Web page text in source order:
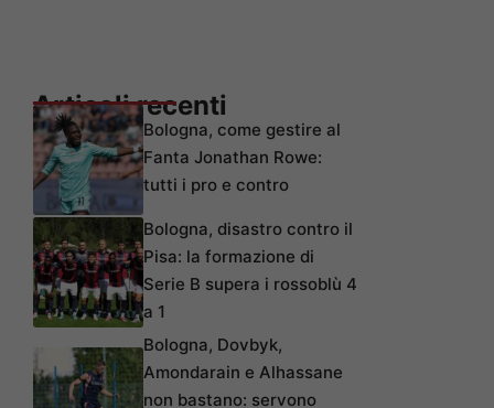
Articoli recenti
Bologna, come gestire al
Fanta Jonathan Rowe:
tutti i pro e contro
Bologna, disastro contro il
Pisa: la formazione di
Serie B supera i rossoblù 4
a 1
Bologna, Dovbyk,
Amondarain e Alhassane
non bastano: servono